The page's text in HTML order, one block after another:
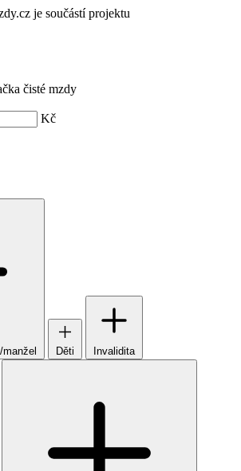
je součástí projektu
čisté mzdy
Kč
Děti Invalidita